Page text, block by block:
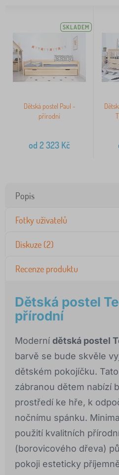
SKLADEM
Dětská postel Paul -
přírodní
od 2 323 Kč
Popis
Fotky uživatelů
Diskuze (2)
Recenze produktu
Dětská postel
přírodní
Moderní dětská postel
barvě se bude skvěle
dětském pokojíčku.
zábranou dětem nabízí
prostředí ke hře, k
nočnímu spánku.
použití kvalitních
(borovicového dřeva)
pokoji esteticky